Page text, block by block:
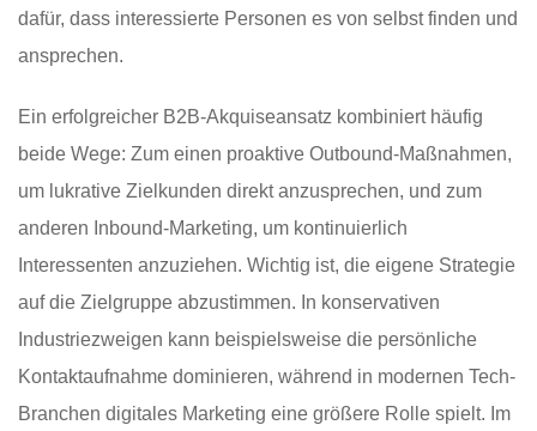
dafür, dass interessierte Personen es von selbst finden und
ansprechen.
Ein erfolgreicher B2B-Akquiseansatz kombiniert häufig
beide Wege: Zum einen proaktive Outbound-Maßnahmen,
um lukrative Zielkunden direkt anzusprechen, und zum
anderen Inbound-Marketing, um kontinuierlich
Interessenten anzuziehen. Wichtig ist, die eigene Strategie
auf die Zielgruppe abzustimmen. In konservativen
Industriezweigen kann beispielsweise die persönliche
Kontaktaufnahme dominieren, während in modernen Tech-
Branchen digitales Marketing eine größere Rolle spielt. Im